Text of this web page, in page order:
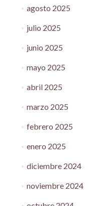
agosto 2025
julio 2025
junio 2025
mayo 2025
abril 2025
marzo 2025
febrero 2025
enero 2025
diciembre 2024
noviembre 2024